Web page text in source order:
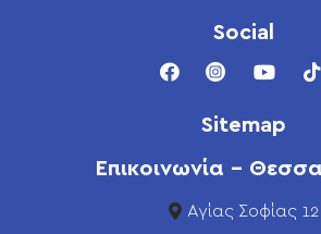
Social
Sitemap
Επικοινωνία -
Αγίας Σοφίας 12